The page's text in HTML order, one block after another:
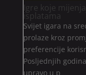
Igre koje
isplatama
Svijet igara na
prolaze kroz
preferencije
Posljednjih
upravo u p